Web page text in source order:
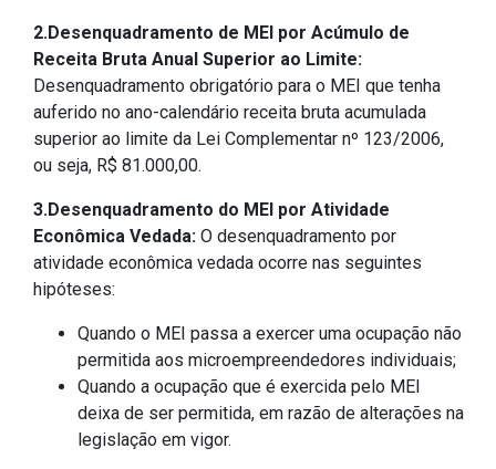
2.Desenquadramento de MEI por Acúmulo de
Receita Bruta Anual Superior ao Limite:
Desenquadramento obrigatório para o MEI que tenha
auferido no ano-calendário receita bruta acumulada
superior ao limite da Lei Complementar nº 123/2006,
ou seja, R$ 81.000,00.
3.Desenquadramento do MEI por Atividade
Econômica Vedada: O desenquadramento por
atividade econômica vedada ocorre nas seguintes
hipóteses:
Quando o MEI passa a exercer uma ocupação não
permitida aos microempreendedores individuais;
Quando a ocupação que é exercida pelo MEI
deixa de ser permitida, em razão de alterações na
legislação em vigor.